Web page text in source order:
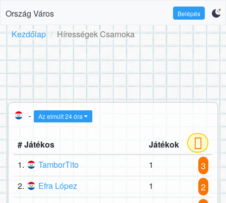
Ország Város Belépés
Kezdőlap Hírességek Csarnoka
- Az elmúlt 24 óra
# Játékos
Játékok
1.
TamborTito 1 3
2. Efra López 1 2